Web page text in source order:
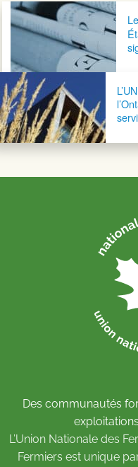
Navigation
Des communautés
L’Union Nationale des
Fermiers est unique